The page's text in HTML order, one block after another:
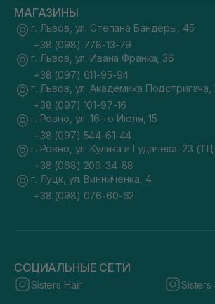
МАГАЗИНЫ
г. Львов, ул. Степана Бандеры, 45
+38 (098) 778-13-79
г. Львов, ул. Ивана Франка, 36
+38 (097) 611-95-94
г. Львов, ул. Академика Подстригача,
+38 (097) 101-97-16
г. Ровно, ул. 16-го Июля, 15
+38 (097) 544-61-44
г. Ровно, ул. Кулика и Гудачека, 23
+38 (068) 209-34-88
г. Луцк, ул. Винниченка, 4
+38 (098) 076-60-62
СОЦИАЛЬНЫЕ СЕТИ
Sisters Hair Sisters